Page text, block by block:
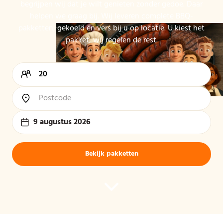
pakketten, gekoeld en vers bij u op locatie. U kiest het
pakket, wij regelen de rest.
9 augustus 2026
Bekijk pakketten